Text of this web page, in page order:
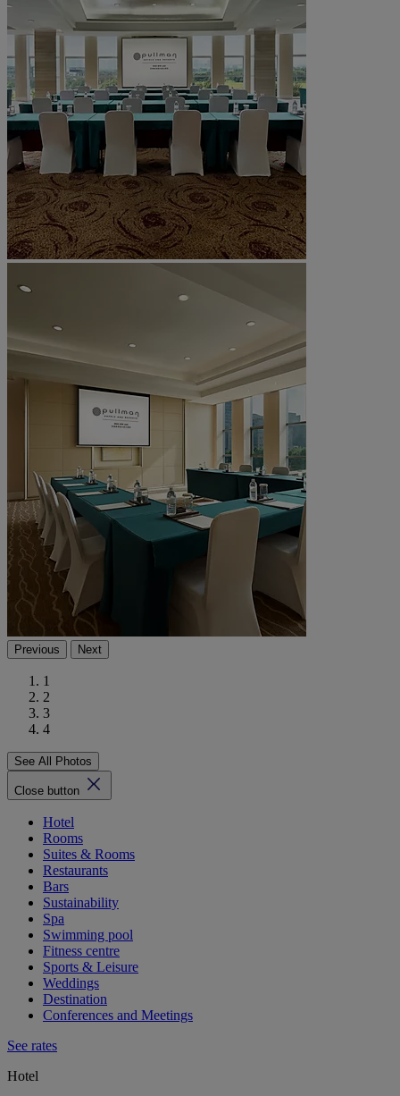
Previous Next
1
2
3
4
See All Photos
Close button
Hotel
Rooms
Suites & Rooms
Restaurants
Bars
Sustainability
Spa
Swimming pool
Fitness centre
Sports & Leisure
Weddings
Destination
Conferences and Meetings
See rates
Hotel